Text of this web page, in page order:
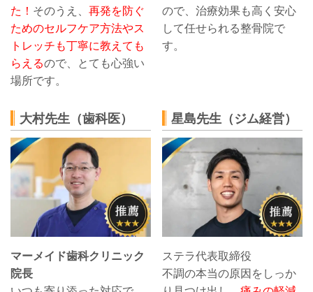
た！ そのうえ、 再発を防ぐ
ためのセルフケア方法やス
トレッチも丁寧に教えても
らえるので、とても心強い
場所です。
ので、治療効果も高く安心
して任せられる整骨院で
す。
大村先生（歯科医）
マーメイド歯科クリニック
院長
星島先生（ジム経営）
ステラ代表取締役
不調の本当の原因をしっか